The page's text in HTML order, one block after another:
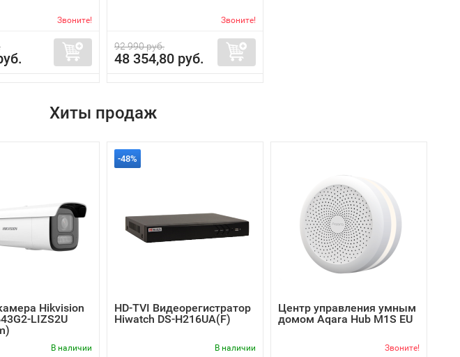
Звоните! Звоните!
92 990 руб.
48 354,80 руб.
Хиты продаж
Hikvision
LIZS2U
В наличии
-48%
HD-TVI Видеорегистратор
Hiwatch DS-H216UA(F)
В наличии
Центр управления умным
домом Aqara Hub M1S EU
Звоните!